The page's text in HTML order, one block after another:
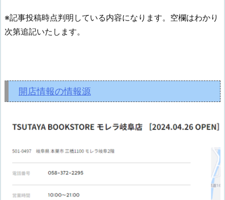
※記事投稿時点判明している内容になります。空欄はわかり
次第追記いたします。
開店情報の情報源